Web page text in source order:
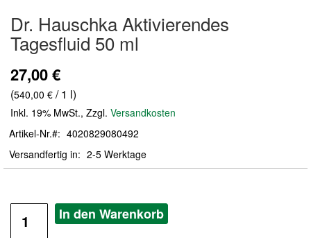
Anfang
der
Bildergalerie
Dr. Hauschka Aktivierendes
Tagesfluid 50 ml
27,00 €
(540,00 € / 1 l)
Inkl. 19% MwSt., Zzgl. Versandkosten
Artikel-Nr.
4020829080492
Versandfertig in
2-5 Werktage
In den Warenkorb